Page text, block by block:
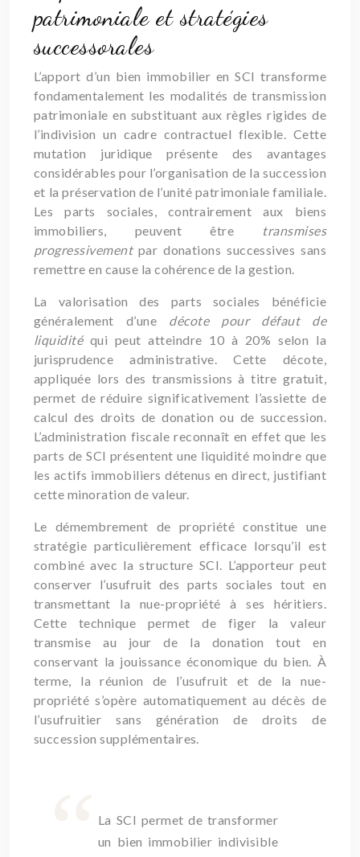
patrimoniale et stratégies
successorales
L’apport d’un bien immobilier en SCI transforme
fondamentalement les modalités de transmission
patrimoniale en substituant aux règles rigides de
l’indivision un cadre contractuel flexible. Cette
mutation juridique présente des avantages
considérables pour l’organisation de la succession
et la préservation de l’unité patrimoniale familiale.
Les parts sociales, contrairement aux biens
immobiliers, peuvent être transmises
progressivementpar donations successives sans
remettre en cause la cohérence de la gestion.
La valorisation des parts sociales bénéficie
généralement d’une décote pour défaut de
liquiditéqui peut atteindre 10 à 20% selon la
jurisprudence administrative. Cette décote,
appliquée lors des transmissions à titre gratuit,
permet de réduire significativement l’assiette de
calcul des droits de donation ou de succession.
L’administration fiscale reconnaît en effet que les
parts de SCI présentent une liquidité moindre que
les actifs immobiliers détenus en direct, justifiant
cette minoration de valeur.
Le démembrement de propriété constitue une
stratégie particulièrement efficace lorsqu’il est
combiné avec la structure SCI. L’apporteur peut
conserver l’usufruit des parts sociales tout en
transmettant la nue-propriété à ses héritiers.
Cette technique permet de figer la valeur
transmise au jour de la donation tout en
conservant la jouissance économique du bien. À
terme, la réunion de l’usufruit et de la nue-
propriété s’opère automatiquement au décès de
l’usufruitier sans génération de droits de
succession supplémentaires.
La SCI permet de transformer
un bien immobilier indivisible